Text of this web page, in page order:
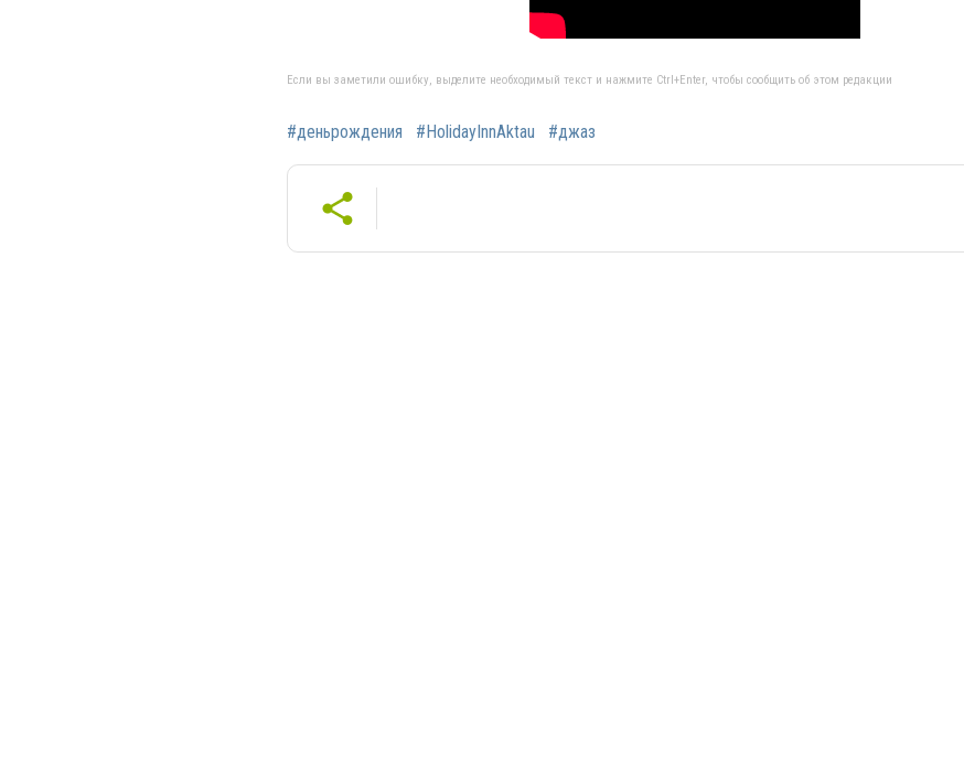
Если вы заметили ошибку, выделите необходимый текст и нажмите Ctrl+Enter, чтобы сообщить об этом редакции
#деньрождения #HolidayInnAktau #джаз